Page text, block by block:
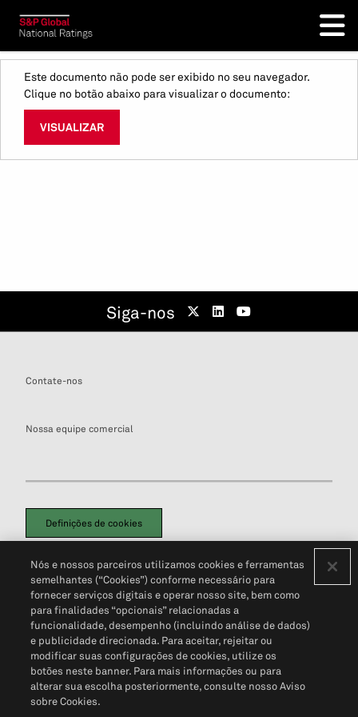
Este documento não pode ser exibido no seu navegador.
Clique no botão abaixo para visualizar o documento:
VISUALIZAR
Siga-nos
Contate-nos
Nossa equipe comercial
Definições de cookies
Política de PrivacidadePortal de privacidade do cliente (em inglês)
Não Venda Minhas Informações Pessoais© 2026 S&P Global
Nós e nossos parceiros utilizamos cookies e ferramentas
semelhantes (“Cookies”) conforme necessário para
fornecer serviços digitais e operar nosso site, bem como
para finalidades “opcionais” relacionadas a
funcionalidade, desempenho (incluindo análise de dados)
e publicidade direcionada. Para aceitar, rejeitar ou
modificar suas configurações de cookies, utilize os
botões neste banner. Para mais informações ou para
alterar sua escolha posteriormente, consulte nosso Aviso
sobre Cookies.